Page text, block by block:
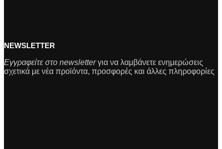
NEWSLETTER
Εγγραφείτε στο newsletterγια να λαμβάνετε ενημερώσεις
σχετικά με νέα προϊόντα, προσφορές και άλλες πληροφορίες